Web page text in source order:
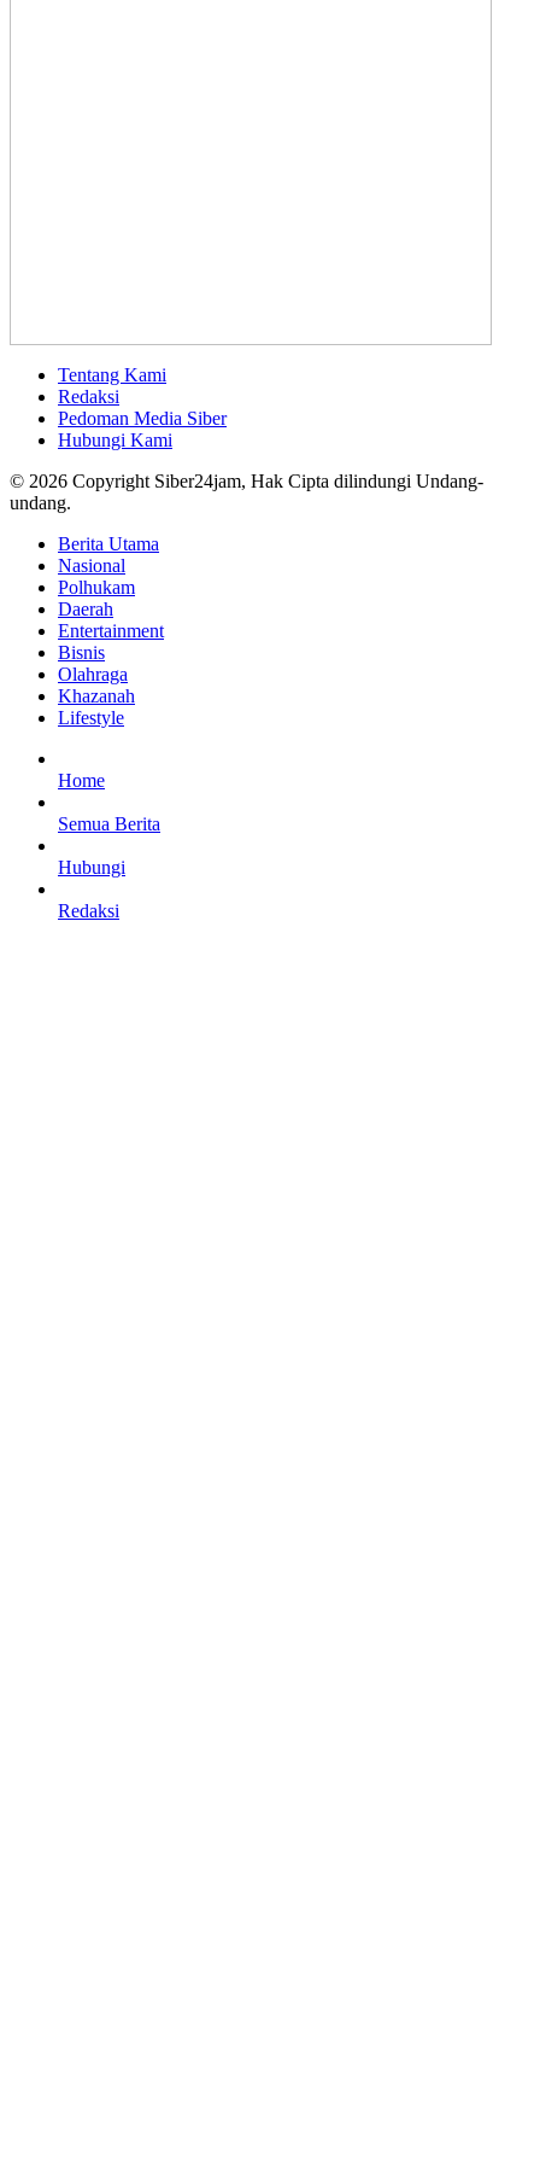
Tentang Kami
Redaksi
Pedoman Media Siber
Hubungi Kami
© 2026 Copyright Siber24jam, Hak Cipta dilindungi Undang-
undang.
Berita Utama
Nasional
Polhukam
Daerah
Entertainment
Bisnis
Olahraga
Khazanah
Lifestyle
Home
Semua Berita
Hubungi
Redaksi